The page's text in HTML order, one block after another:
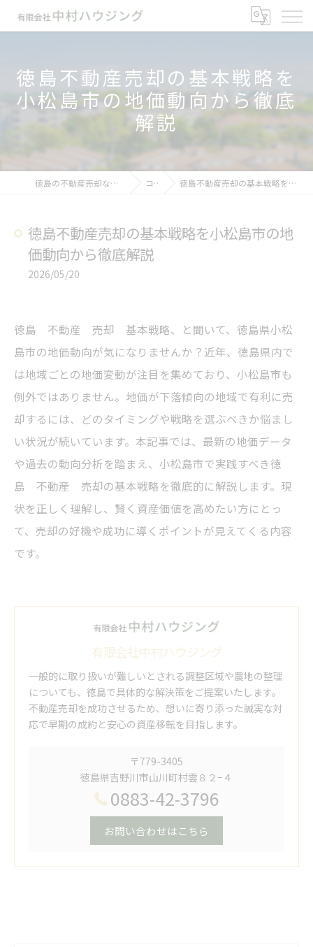
徳島不動産売却の基本戦略を
小松島市の地価動向から徹底
解説
徳島の不動産売却なら有限会社中村ハウジング コラム 徳島不動産売却の基本戦略を小松島市の地価動向から徹底解説
徳島不動産売却の基本戦略を小松島市の地
価動向から徹底解説
2026/05/20
徳島 不動産 売却 基本戦略、と聞いて、徳島県小松
島市の地価動向が気になりませんか？近年、徳島県内で
は地域ごとの地価変動が注目を集めており、小松島市も
例外ではありません。地価が下落傾向の地域で有利に売
却するには、どのタイミングや戦略を選ぶべきか悩まし
い状況が続いています。本記事では、最新の地価データ
や過去の動向分析を踏まえ、小松島市で実践すべき徳
島 不動産 売却の基本戦略を徹底的に解説します。現
状を正しく理解し、賢く資産価値を高めたい方にとっ
て、売却の好機や成功に導くポイントが見えてくる内容
です。
有限会社中村ハウジング
一般的に取り扱いが難しいとされる調整区域や農地の整理
についても、徳島で具体的な解決策をご提案いたします。
不動産売却を成功させるため、想いに寄り添った誠実な対
応で早期の成約と安心の資産移転を目指します。
〒779-3405
徳島県吉野川市山川町村雲８２−４
0883-42-3796
お問い合わせはこちら